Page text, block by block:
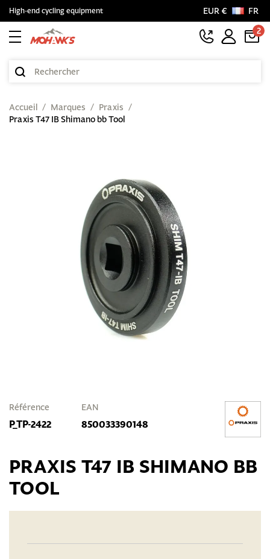
High-end cycling equipment EUR €
FR
2
Accueil Marques
Praxis
Praxis T47 IB Shimano bb Tool
Référence
P_TP-2422
EAN
850033390148
PRAXIS T47 IB SHIMANO BB
TOOL